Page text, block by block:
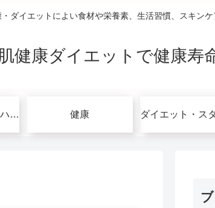
ダイエットによい食材や栄養素、生活習慣、スキン
健康ダイエットで健康寿
雑草・野草・薬草・ハーブ 健康